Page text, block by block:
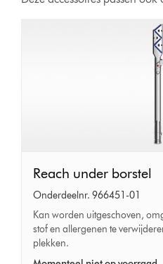
Reach
under
borstel
Reach under borstel
Onderdeelnr. 966451-01
Kan worden uitgeschoven,
stof en allergenen te
plekken.